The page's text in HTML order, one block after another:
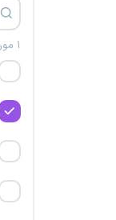
۱ مورد انتخاب شده